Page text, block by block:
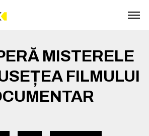
MISTERELE
FILMULUI